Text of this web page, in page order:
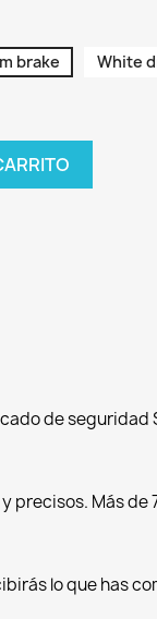
brake White
de seguridad
precisos. Más de
lo que has